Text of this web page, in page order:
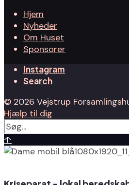
Hjem
Nyheder
Om Huset
Sponsorer
Instagram
Search
© 2026 Vejstrup
Hjælp til dig
↑